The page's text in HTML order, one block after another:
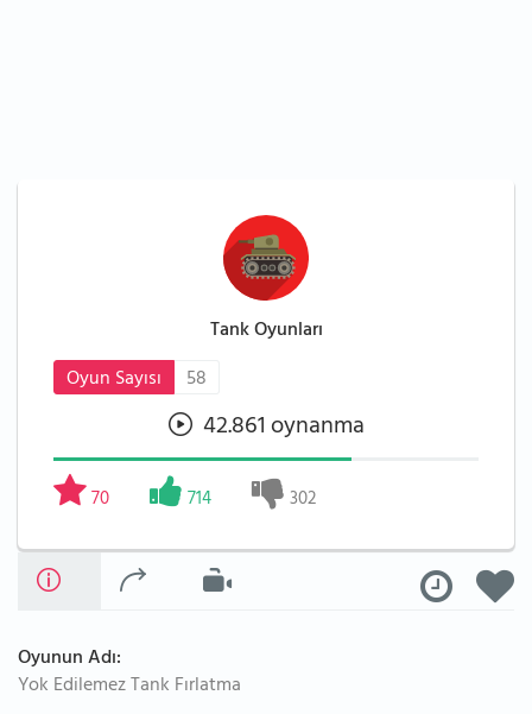
Tank Oyunları
Oyun Sayısı
58
42.861 oynanma
70 714 302
Oyunun Adı:
Yok Edilemez Tank Fırlatma